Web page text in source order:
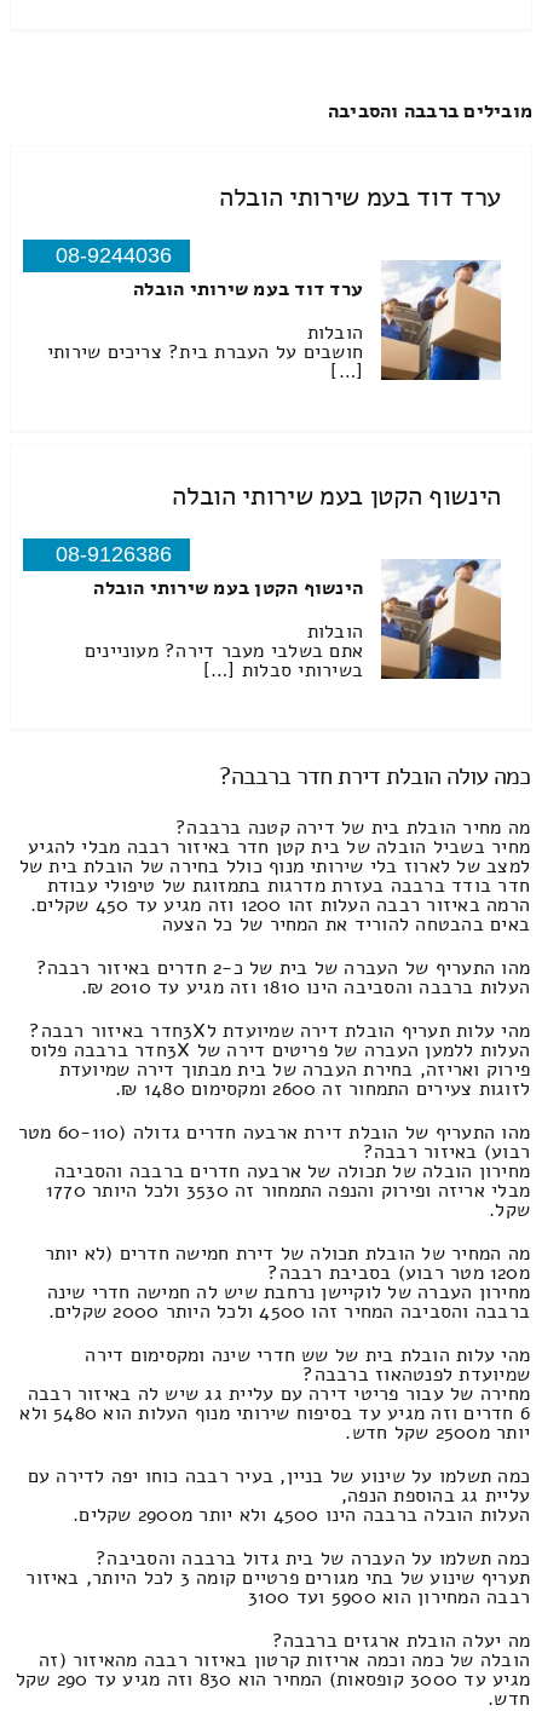
מובילים ברבבה והסביבה
ערד דוד בעמ שירותי הובלה
08-9244036
ערד דוד בעמ שירותי הובלה
הובלות
חושבים על העברת בית? צריכים שירותי
[…]
הינשוף הקטן בעמ שירותי הובלה
08-9126386
הינשוף הקטן בעמ שירותי הובלה
הובלות
אתם בשלבי מעבר דירה? מעוניינים
בשירותי סבלות […]
כמה עולה הובלת דירת חדר ברבבה?
מה מחיר הובלת בית של דירה קטנה ברבבה?
מחיר בשביל הובלה של בית קטן חדר באיזור רבבה מבלי להגיע
למצב של לארוז בלי שירותי מנוף כולל בחירה של הובלת בית של
חדר בודד ברבבה בעזרת מדרגות בתמזוגת של טיפולי עבודת
הרמה באיזור רבבה העלות זהו 1200 וזה מגיע עד 450 שקלים.
באים בהבטחה להוריד את המחיר של כל הצעה
מהו התעריף של העברה של בית של כ-2 חדרים באיזור רבבה?
העלות ברבבה והסביבה הינו 1810 וזה מגיע עד 2010 ₪.
מהי עלות תעריף הובלת דירה שמיועדת ל3Xחדר באיזור רבבה?
העלות ללמען העברה של פריטים דירה של 3Xחדר ברבבה פלוס
פירוק ואריזה, בחירת העברה של בית מבתוך דירה שמיועדת
לזוגות צעירים התמחור זה 2600 ומקסימום 1480 ₪.
מהו התעריף של הובלת דירת ארבעה חדרים גדולה (60-110 מטר
רבוע) באיזור רבבה?
מחירון הובלה של תכולה של ארבעה חדרים ברבבה והסביבה
מבלי אריזה ופירוק והנפה התמחור זה 3530 ולכל היותר 1770
שקל.
מה המחיר של הובלת תכולה של דירת חמישה חדרים (לא יותר
מ120 מטר רבוע) בסביבת רבבה?
מחירון העברה של לוקיישן נרחבת שיש לה חמישה חדרי שינה
ברבבה והסביבה המחיר זהו 4500 ולכל היותר 2000 שקלים.
מהי עלות הובלת בית של שש חדרי שינה ומקסימום דירה
שמיועדת לפנטהאוז ברבבה?
מחירה של עבור פריטי דירה עם עליית גג שיש לה באיזור רבבה
6 חדרים וזה מגיע עד בסיפוח שירותי מנוף העלות הוא 5480 ולא
יותר מ2500 שקל חדש.
כמה תשלמו על שינוע של בניין, בעיר רבבה כוחו יפה לדירה עם
עליית גג בהוספת הנפה,
העלות הובלה ברבבה הינו 4500 ולא יותר מ2900 שקלים.
כמה תשלמו על העברה של בית גדול ברבבה והסביבה?
תעריף שינוע של בתי מגורים פרטיים קומה 3 לכל היותר, באיזור
רבבה המחירון הוא 5900 ועד 3100
מה יעלה הובלת ארגזים ברבבה?
הובלה של כמה וכמה אריזות קרטון באיזור רבבה מהאיזור (זה
מגיע עד 3000 קופסאות) המחיר הוא 830 וזה מגיע עד 290 שקל
חדש.